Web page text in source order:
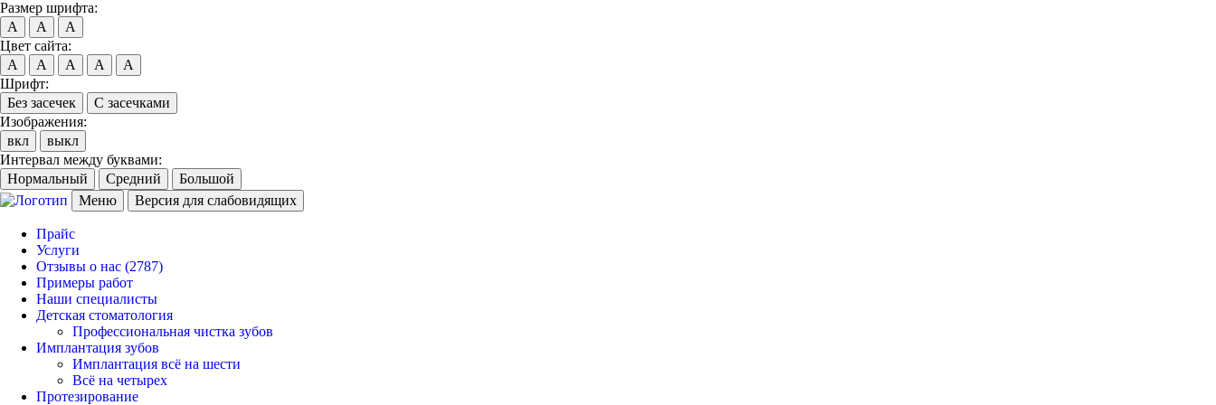
Размер шрифта:
A
A
A
Цвет сайта:
A
A A A
A
Шрифт:
Без засечек
С засечками
Изображения:
вкл
выкл
Интервал между буквами:
Нормальный
Средний
Большой
Меню
Версия для слабовидящих
Прайс
Услуги
Отзывы о нас (2787)
Примеры работ
Наши специалисты
Детская стоматология
Профессиональная чистка зубов
Имплантация зубов
Имплантация всё на шести
Всё на четырех
Протезирование